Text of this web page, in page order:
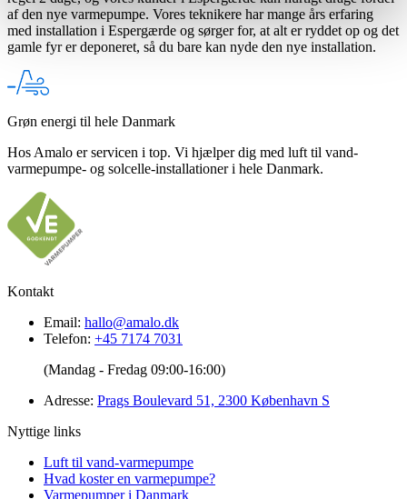
af den nye varmepumpe. Vores teknikere har mange års erfaring
med installation i Espergærde og sørger for, at alt er ryddet op og det
gamle fyr er deponeret, så du bare kan nyde den nye installation.
Grøn energi til hele Danmark
Hos Amalo er servicen i top. Vi hjælper dig med luft til vand-
varmepumpe- og solcelle-installationer i hele Danmark.
Kontakt
Email: hallo@amalo.dk
Telefon: +45 7174 7031
(Mandag - Fredag 09:00-16:00)
Adresse: Prags Boulevard 51, 2300 København S
Nyttige links
Luft til vand-varmepumpe
Hvad koster en varmepumpe?
Varmepumper i Danmark